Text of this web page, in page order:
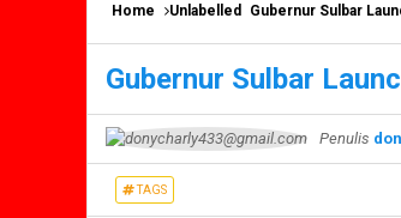
Home Unlabelled Gubernur Sulbar
Gubernur Sulbar
Penulis
TAGS